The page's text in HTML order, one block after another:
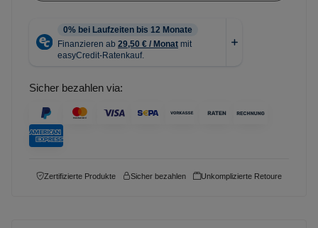
Sicher bezahlen via:
Zertifizierte Produkte Sicher bezahlen Unkomplizierte Retoure